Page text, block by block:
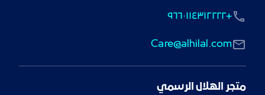
Care@alhilal.com
+٩٦٦٠١١٤٣١٢٢٢٢
متجر الهلال الرسمي